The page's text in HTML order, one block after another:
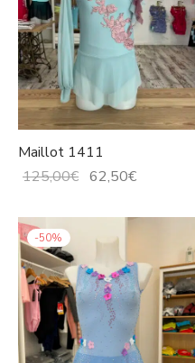
Maillot 1411
125,00€ El precio
era:
125,00€.
62,50€
actual
62,50€.
-50%